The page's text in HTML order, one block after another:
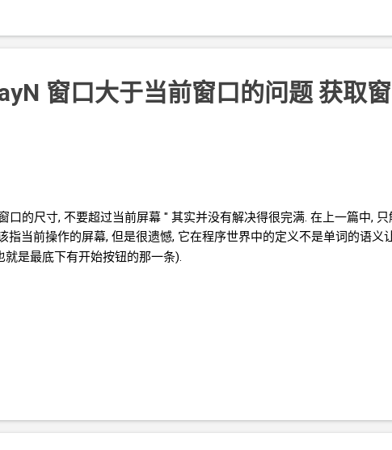
窗口大于当前窗口的问题 获取
口的尺寸, 不要超过当前屏幕 " 其实并没有解决得很完满. 在上一篇中,
指当前操作的屏幕, 但是很遗憾, 它在程序世界中的定义不是单词的语义
就是最底下有开始按钮的那一条).